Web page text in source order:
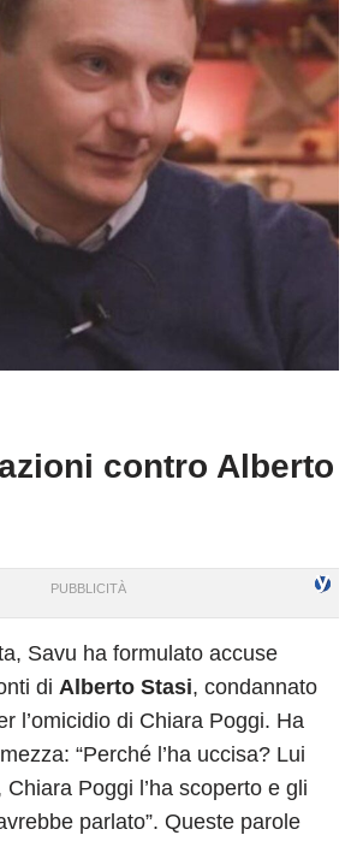
contro Alberto
Savu ha formulato accuse
di Alberto Stasi, condannato
l’omicidio di Chiara Poggi. Ha
“Perché l’ha uccisa? Lui
Poggi l’ha scoperto e gli
parlato”. Queste parole